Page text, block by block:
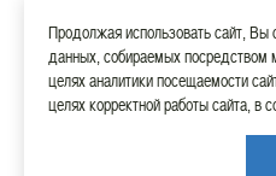
Продолжая использовать сайт, Вы
данных, собираемых посредством
целях аналитики посещаемости
целях корректной работы сайта, в